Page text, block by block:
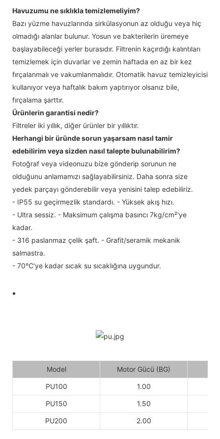
Havuzumu ne sıklıkla temizlemeliyim?
Bazı yüzme havuzlarında sirkülasyonun az olduğu veya hiç
olmadığı alanlar bulunur. Yosun ve bakterilerin üremeye
başlayabileceği yerler burasıdır. Filtrenin kaçırdığı kalıntıları
temizlemek için duvarlar ve zemin haftada en az bir kez
fırçalanmalı ve vakumlanmalıdır. Otomatik havuz temizleyicisi
kullanıyor veya haftalık bakım yaptırıyor olsanız bile,
fırçalama şarttır.
Ürünlerin garantisi nedir?
Filtreler iki yıllık, diğer ürünler bir yıllıktır.
Herhangi bir üründe sorun yaşarsam nasıl tamir
edebilirim veya sizden nasıl talepte bulunabilirim?
Fotoğraf veya videonuzu bize gönderip sorunun ne
olduğunu anlamamızı sağlayabilirsiniz. Daha sonra size
yedek parçayı gönderebilir veya yenisini talep edebiliriz.
- IP55 su geçirmezlik standardı. - Yüksek akış hızı.
- Ultra sessiz. - Maksimum çalışma basıncı 7kg/cm²'ye
kadar.
- 316 paslanmaz çelik şaft. - Grafit/seramik mekanik
salmastra.
- 70℃'ye kadar sıcak su sıcaklığına uygundur.
Model Motor Gücü (BG)
PU100 1.00
PU150 1.50
PU200 2.00